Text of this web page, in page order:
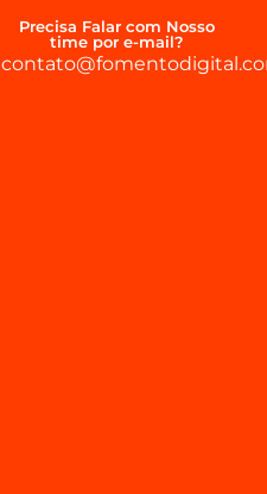
Precisa Falar com Nosso
time por e-mail?